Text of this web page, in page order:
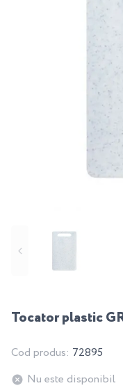
Tocator plastic
Cod produs: 72895
Nu este disponibil